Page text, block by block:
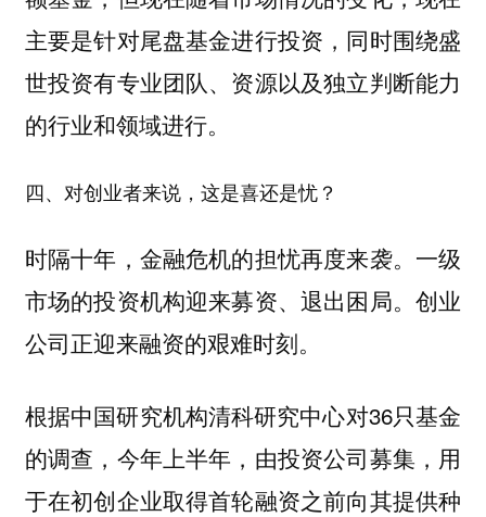
主要是针对尾盘基金进行投资，同时围绕盛
世投资有专业团队、资源以及独立判断能力
的行业和领域进行。
四、对创业者来说，这是喜还是忧？
时隔十年，金融危机的担忧再度来袭。一级
市场的投资机构迎来募资、退出困局。创业
公司正迎来融资的艰难时刻。
根据中国研究机构清科研究中心对36只基金
的调查，今年上半年，由投资公司募集，用
于在初创企业取得首轮融资之前向其提供种